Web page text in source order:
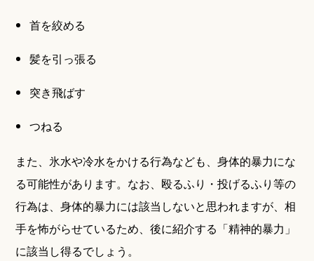
首を絞める
髪を引っ張る
突き飛ばす
つねる
また、氷水や冷水をかける行為なども、身体的暴力にな
る可能性があります。なお、殴るふり・投げるふり等の
行為は、身体的暴力には該当しないと思われますが、相
手を怖がらせているため、後に紹介する「精神的暴力」
に該当し得るでしょう。